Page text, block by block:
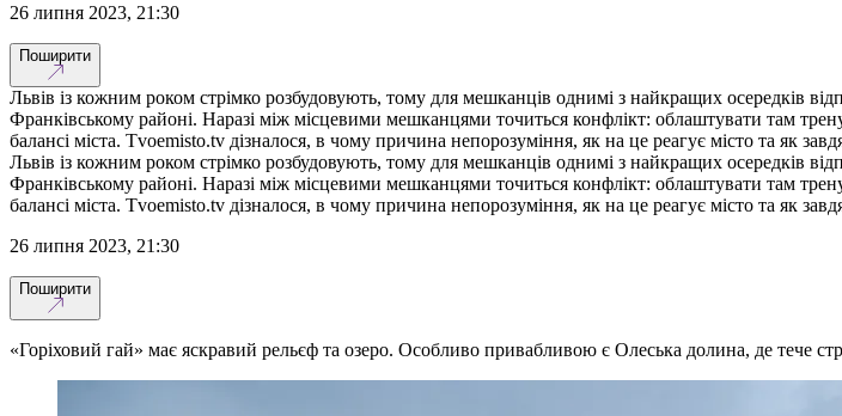
26 липня 2023, 21:30
Поширити
Львів із кожним роком стрімко розбудовують, тому для мешканців однимі з найкращих осередків
Франківському районі. Наразі між місцевими мешканцями точиться конфлікт: облаштувати там
балансі міста. Tvoemisto.tv дізналося, в чому причина непорозуміння, як на це реагує місто та як
Львів із кожним роком стрімко розбудовують, тому для мешканців однимі з найкращих осередків
Франківському районі. Наразі між місцевими мешканцями точиться конфлікт: облаштувати там
балансі міста. Tvoemisto.tv дізналося, в чому причина непорозуміння, як на це реагує місто та як
26 липня 2023, 21:30
Поширити
«Горіховий гай» має яскравий рельєф та озеро. Особливо привабливою є Олеська долина, де тече